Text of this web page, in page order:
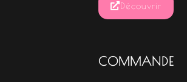
Découvrir
COMMANDE